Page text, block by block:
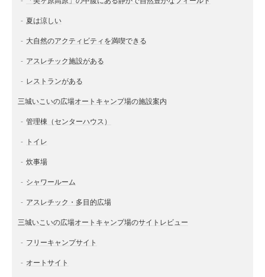
夏は涼しい
大自然のアクティビティを満喫できる
アスレチック施設がある
レストランがある
三城いこいの広場オートキャンプ場の施設案内
管理棟（センターハウス）
トイレ
炊事場
シャワールーム
アスレチック・多目的広場
三城いこいの広場オートキャンプ場のサイトレビュー
フリーキャンプサイト
オートサイト